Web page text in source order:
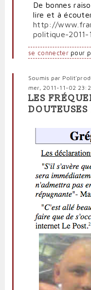
De bonnes
lire et à
http://
politique-2011-
se connecterpour
Soumis par
mer, 2011-11-02
LES